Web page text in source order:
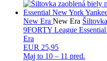
New Era New Era
9FORTY League
Era
EUR 25,95
Maj to 10 – 11 pred.